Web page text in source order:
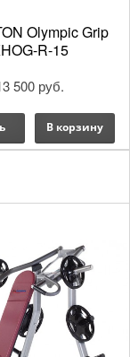
Olympic Grip
R-15
500 руб.
В корзину